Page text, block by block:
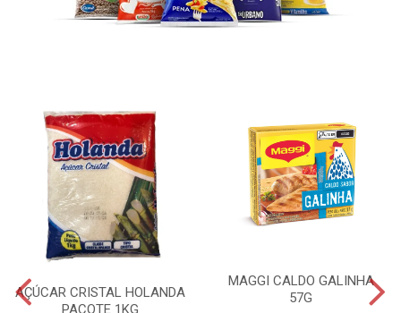
AÇÚCAR CRISTAL HOLANDA
PACOTE 1KG
MAGGI CALDO GALINHA
57G